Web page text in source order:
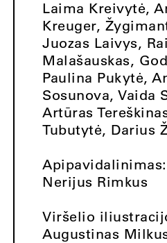
Laima Kreivytė,
Kreuger,
Juozas Laivys,
Malašauskas,
Paulina Pukytė,
Sosunova, Vaida
Artūras
Tubutytė, Darius
Apipavidalinimas:
Nerijus Rimkus
Viršelio
Augustinas